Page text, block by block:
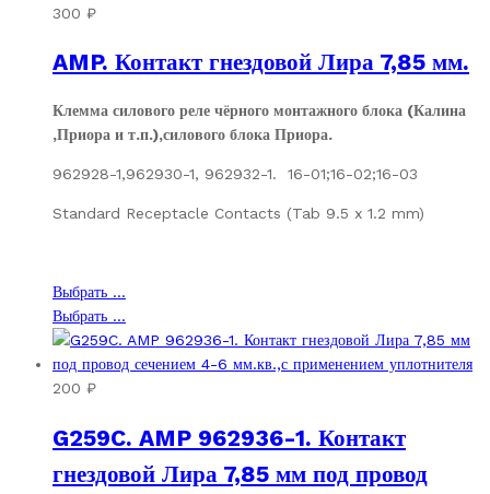
300 ₽
AMP. Контакт гнездовой Лира 7,85 мм.
Клемма силового реле чёрного монтажного блока (Калина
,Приора и т.п.),силового блока Приора.
962928-1,962930-1, 962932-1. 16-01;16-02;16-03
Standard Receptacle Contacts (Tab 9.5 x 1.2 mm)
Выбрать ...
имеет
несколько
можно
на
Выбрать ...
товар
имеет
Опции
выбрать
200 ₽
G259C. AMP 962936-1. Контакт
гнездовой Лира 7,85 мм под провод